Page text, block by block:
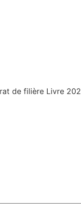
de filière Livre